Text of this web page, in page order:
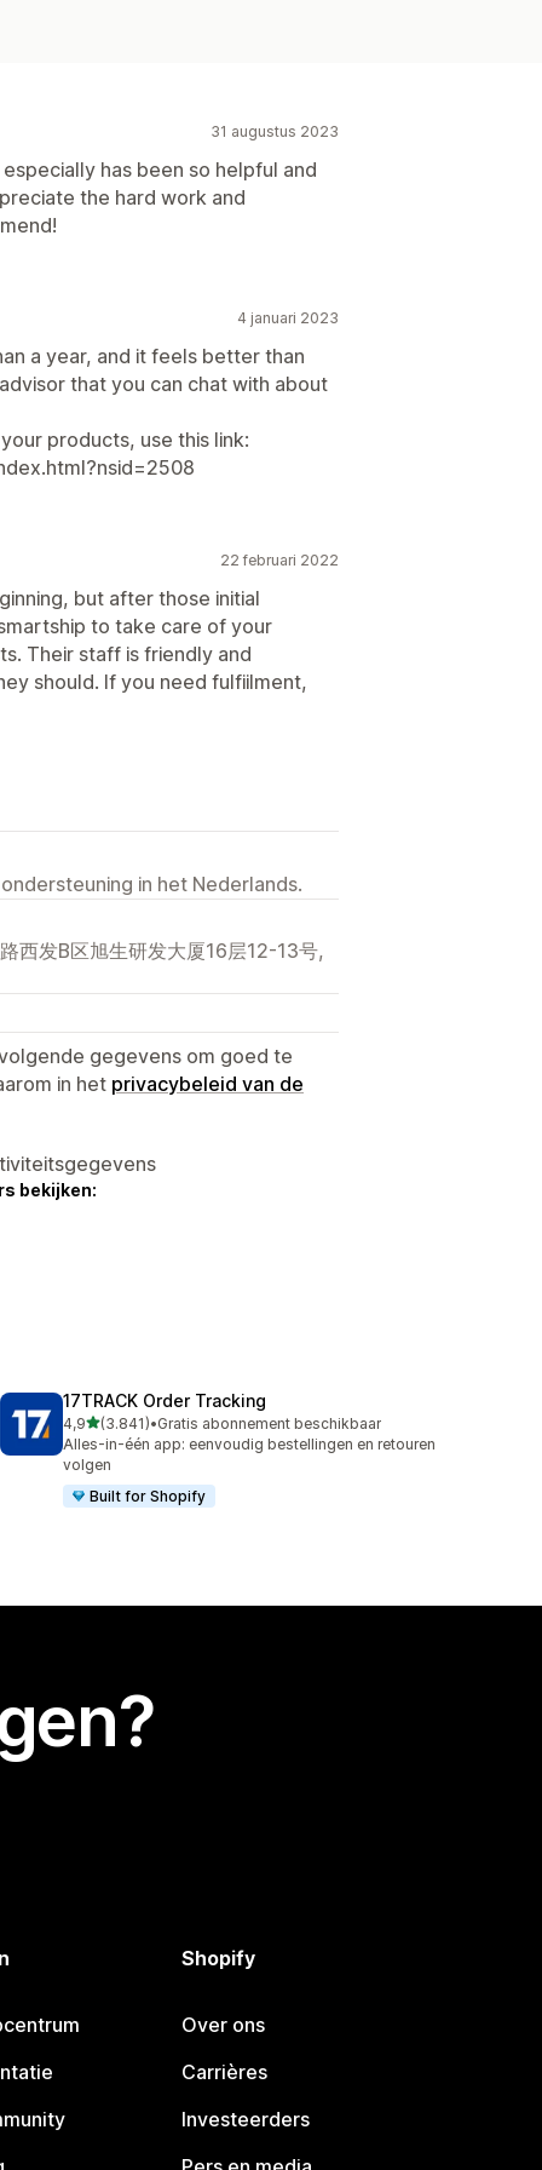
31 augustus 2023
has been so helpful and
the hard work and
4 januari 2023
a year, and it feels better than
that you can chat with about
products, use this link:
22 februari 2022
but after those initial
to take care of your
Their staff is friendly and
should. If you need fulfiilment,
in het Nederlands.
西发B区旭生研发大厦16层12-13号,
gegevens om goed te
in het privacybeleid van de
bekijken:
17TRACK Order Tracking
4,9van 5 sterren
(3.841)
3841 recensies in totaal
•Gratis abonnement beschikbaar
Alles-in-één app: eenvoudig bestellingen en retouren
volgen
Built for Shopify
Shopify
Over ons
Carrières
Investeerders